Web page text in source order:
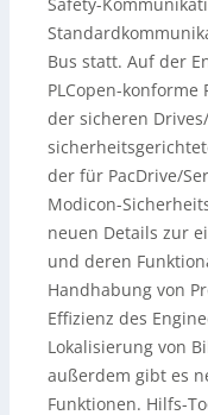
Bus statt. Auf der
PLCopen-
der sicheren
der für PacDrive/
Modicon-
neuen Details zur
und deren
Handhabung von
Effizienz des
Lokalisierung von
außerdem gibt es
Funktionen. Hilfs-